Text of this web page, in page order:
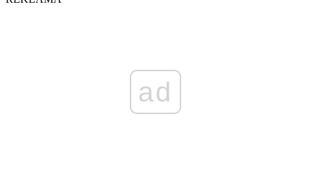
ad